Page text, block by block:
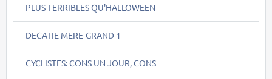
PLUS TERRIBLES QU'HALLOWEEN
DECATIE MERE-GRAND 1
CYCLISTES: CONS UN JOUR, CONS